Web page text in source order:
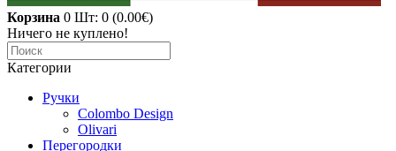
Корзина 0 Шт: 0 (0.00€)
Ничего не куплено!
Категории
Ручки
Colombo Design
Olivari
Перегородки